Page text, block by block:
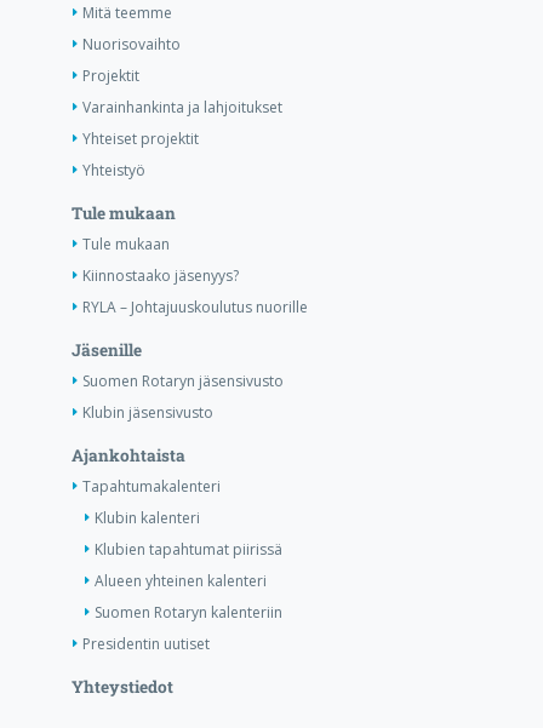
Mitä teemme
Nuorisovaihto
Projektit
Varainhankinta ja lahjoitukset
Yhteiset projektit
Yhteistyö
Tule mukaan
Tule mukaan
Kiinnostaako jäsenyys?
RYLA – Johtajuuskoulutus nuorille
Jäsenille
Suomen Rotaryn jäsensivusto
Klubin jäsensivusto
Ajankohtaista
Tapahtumakalenteri
Klubin kalenteri
Klubien tapahtumat piirissä
Alueen yhteinen kalenteri
Suomen Rotaryn kalenteriin
Presidentin uutiset
Yhteystiedot